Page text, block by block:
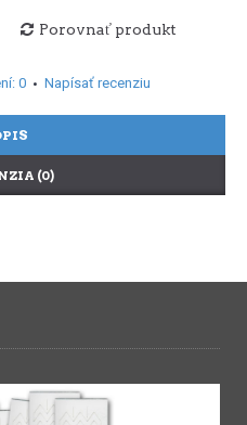
Porovnať produkt
0 • Napísať recenziu
(0)